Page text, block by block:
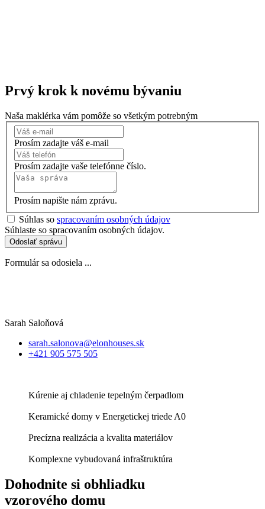
Prvý krok k novému bývaniu
Naša maklérka vám pomôže so všetkým potrebným
Prosím zadajte váš e-mail
Prosím zadajte vaše telefónne číslo.
Prosím napište nám zprávu.
Súhlas so spracovaním osobných údajov
Súhlaste so spracovaním osobných údajov.
Odoslať správu
Formulár sa odosiela ...
Sarah Saloňová
sarah.salonova@elonhouses.sk
+421 905 575 505
Kúrenie aj chladenie tepelným čerpadlom
Keramické domy v Energetickej triede A0
Precízna realizácia a kvalita materiálov
Komplexne vybudovaná infraštruktúra
Dohodnite si obhliadku
vzorového domu